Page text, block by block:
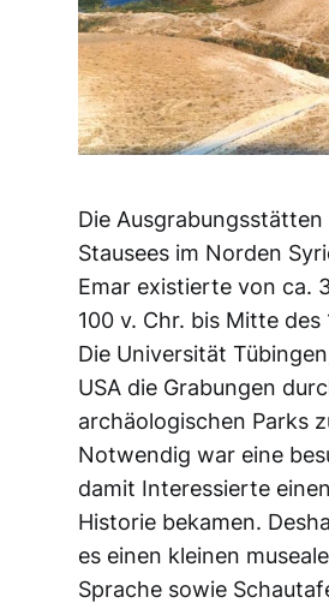
Die
Stausees im Norden
Emar existierte von ca.
100 v. Chr. bis Mitte
Die Universität
USA die Grabungen
archäologischen Parks
Notwendig war eine
damit Interessierte
Historie bekamen.
es einen kleinen
Sprache sowie